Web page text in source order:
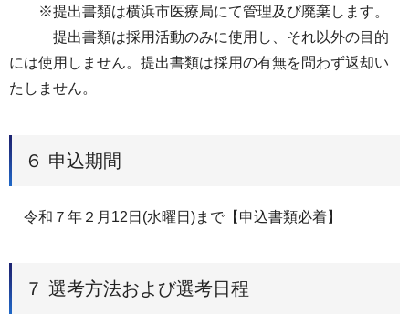
※提出書類は横浜市医療局にて管理及び廃棄します。
提出書類は採用活動のみに使用し、それ以外の目的
には使用しません。提出書類は採用の有無を問わず返却い
たしません。
６ 申込期間
令和７年２月12日(水曜日)まで【申込書類必着】
７ 選考方法および選考日程